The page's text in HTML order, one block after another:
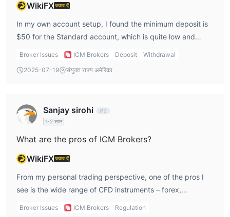
WikiFXजवाब दें
In my own account setup, I found the minimum deposit is
$50 for the Standard account, which is quite low and
beginner-friendly. For the Crypto account, the minimum
ready for bigger exposure.
Broker Issues ICM Brokers Deposit
Withdrawal
2025-07-19
संयुक्त राज्य अमेरिका
Sanjay sirohi
1-2 साल
What are the pros of ICM Brokers?
WikiFXजवाब दें
From my personal trading perspective, one of the pros I
see is the wide range of CFD instruments – forex,
commodities, indices, stocks, and cryptos. Also, MT4 is
Broker Issues ICM Brokers
Regulation